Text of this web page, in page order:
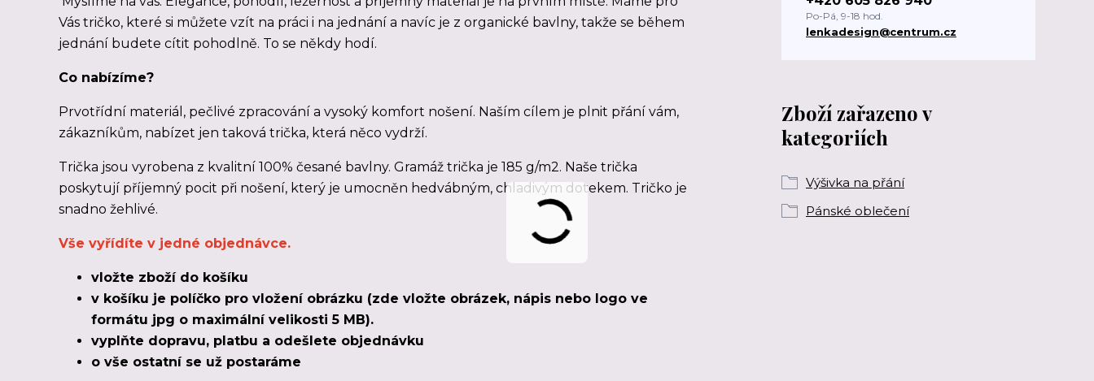
Vás tričko, které si můžete vzít na práci i na jednání a navíc je z organické bavlny, takže se během
jednání budete cítit pohodlně. To se někdy hodí.
Co nabízíme?
Prvotřídní materiál, pečlivé zpracování a vysoký komfort nošení. Naším cílem je plnit přání vám,
zákazníkům, nabízet jen taková trička, která něco vydrží.
Trička jsou vyrobena z kvalitní 100% česané bavlny. Gramáž trička je 185 g/m2. Naše trička
poskytují příjemný pocit při nošení, který je umocněn hedvábným, chladivým dotekem. Tričko je
snadno žehlivé.
Vše vyřídíte v jedné objednávce.
vložte zboží do košíku
v košíku je políčko pro vložení obrázku (zde vložte obrázek, nápis nebo logo ve
formátu jpg o maximální velikosti 5 MB).
vyplňte dopravu, platbu a odešlete objednávku
o vše ostatní se už postaráme
Zboží zařazeno v
kategoriích
Výšivka na přání
Pánské oblečení
Po-Pá, 9-18 hod.
lenkadesign@centrum.cz